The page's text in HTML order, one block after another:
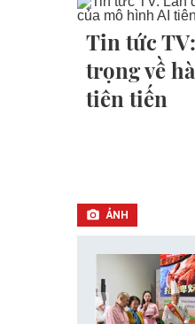
Tin tức
trọng về
tiên tiến
ẢNH